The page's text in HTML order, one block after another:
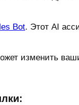
Bot. Этот AI
изменить